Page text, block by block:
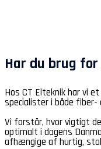
Har du brug
Hos CT Elteknik har vi
specialister i både
Vi forstår, hvor vigtigt
optimalt i dagens
afhængige af hurtig,